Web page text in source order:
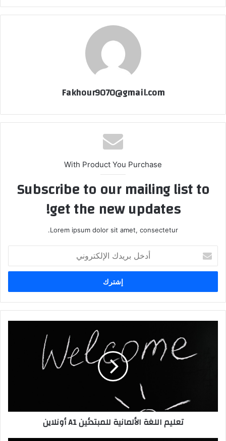
Fakhour9070@gmail.com
With Product You Purchase
Subscribe to our mailing list to
get the new updates!
Lorem ipsum dolor sit amet, consectetur.
بريدك
الإلكتروني
للمبتدئين
تعليم اللغة الألمانية للمبتدئين A1 أونلاين